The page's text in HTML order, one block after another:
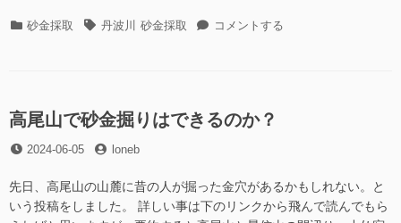
カ 砂金採取
タ 丹波川 砂金採取
丹
1@2024.06.15(初
堀
コメントする
高尾山で砂金掘りはできるのか？
投
日
2024-06-05
投
者
loneb
先日、高尾山の山麓に昔の人が掘った金穴があるかもしれない。と
いう投稿をしました。 詳しい事は下のリンクから飛んで読んでもら